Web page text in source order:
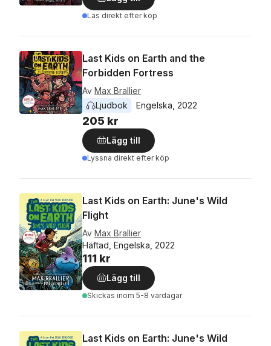
Läs direkt efter köp
Last Kids on Earth and the
Forbidden Fortress
Av Max Brallier
Ljudbok
Engelska 2022
205 kr
Lägg till
Lyssna direkt efter köp
Last Kids on Earth: June's Wild
Flight
Av Max Brallier
Häftad, Engelska, 2022
111 kr
Lägg till
Skickas inom 5-8 vardagar
Last Kids on Earth: June's Wild